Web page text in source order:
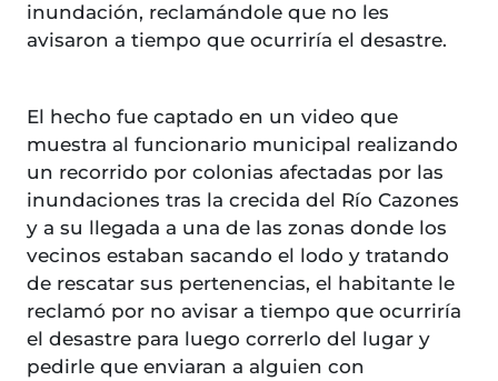
inundación, reclamándole que no les
avisaron a tiempo que ocurriría el desastre.
El hecho fue captado en un video que
muestra al funcionario municipal realizando
un recorrido por colonias afectadas por las
inundaciones tras la crecida del Río Cazones
y a su llegada a una de las zonas donde los
vecinos estaban sacando el lodo y tratando
de rescatar sus pertenencias, el habitante le
reclamó por no avisar a tiempo que ocurriría
el desastre para luego correrlo del lugar y
pedirle que enviaran a alguien con